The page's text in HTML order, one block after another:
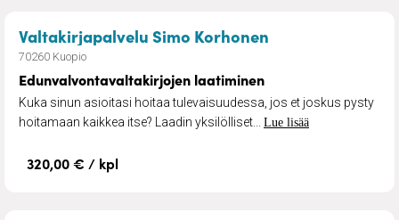
Valtakirjapalvelu Simo Korhonen
70260 Kuopio
Edunvalvontavaltakirjojen laatiminen
Kuka sinun asioitasi hoitaa tulevaisuudessa, jos et joskus pysty
hoitamaan kaikkea itse? Laadin yksilölliset... Lue lisää
320,00 € / kpl